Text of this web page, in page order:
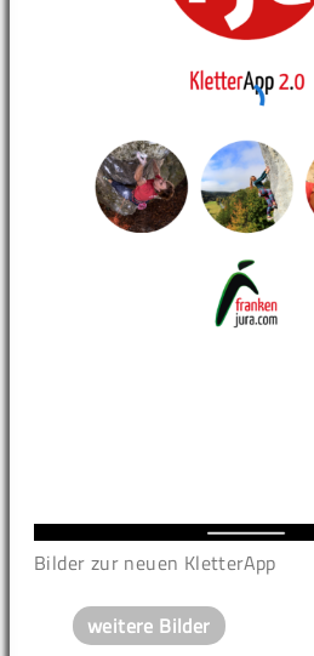
Bilder zur neuen KletterApp
weitere Bilder